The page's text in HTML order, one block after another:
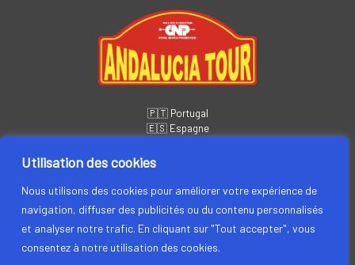
Utilisation des cookies
Nous utilisons des cookies pour améliorer votre expérience de
navigation, diffuser des publicités ou du contenu personnalisés
et analyser notre trafic. En cliquant sur "Tout accepter", vous
consentez à notre utilisation des cookies.
🇵🇹 Portugal
🇪🇸 Espagne
🏁 6 jours • 5 étapes